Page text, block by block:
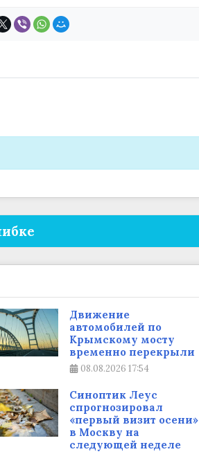
Движение
автомобилей по
Крымскому мосту
временно перекрыли
08.08.2026 17:54
Синоптик Леус
спрогнозировал
«первый визит осени»
в Москву на
следующей неделе